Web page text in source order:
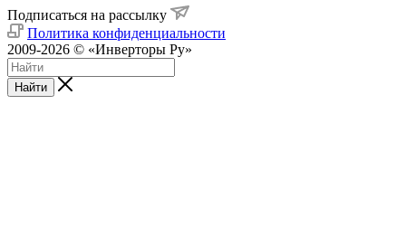
Подписаться на рассылку
Политика конфиденциальности
2009-2026 © «Инверторы Ру»
Найти